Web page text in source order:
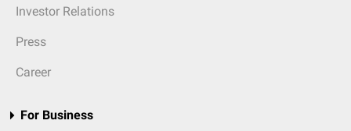
Investor Relations
Press
Career
For Business